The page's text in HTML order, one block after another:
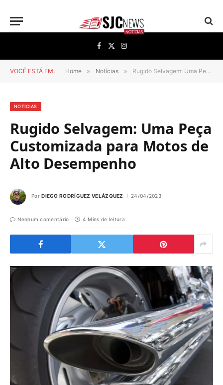
Facebook
X
(Twitter)
Instagram
VOCÊ ESTÁ EM: Home » Notícias » Rugido Selvagem: Uma Peça Customizada para Motos de Alto Desempenho
NOTÍCIAS
Rugido Selvagem: Uma Peça
Customizada para Motos de
Alto Desempenho
Por DIEGO RODRÍGUEZ VELÁZQUEZ 24/04/2023
Nenhum comentário 4 Mins de leitura